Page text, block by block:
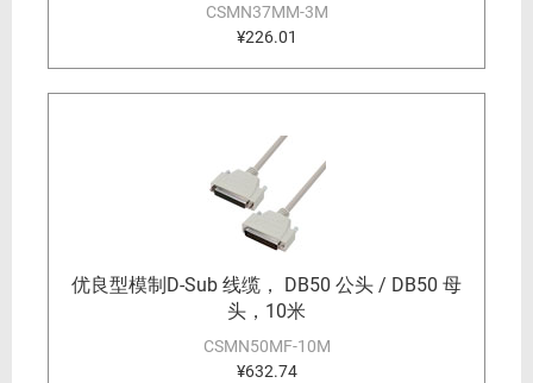
CSMN37MM-3M
¥226.01
优良型模制D-Sub 线缆， DB50 公头 / DB50 母
头，10米
CSMN50MF-10M
¥632.74